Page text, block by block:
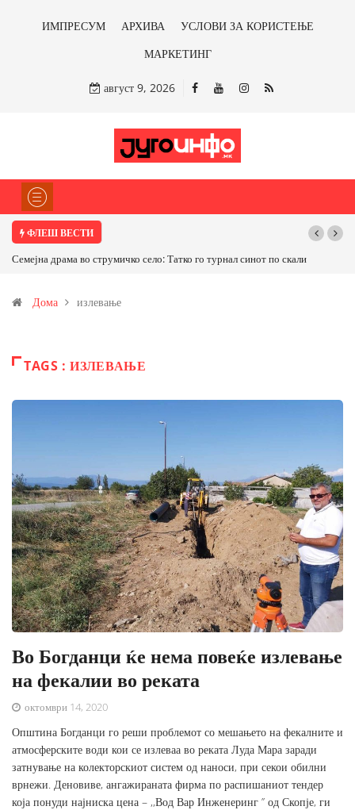
ИМПРЕСУМ АРХИВА
УСЛОВИ ЗА КОРИСТЕЊЕ
МАРКЕТИНГ
август 9, 2026
ФЛЕШ ВЕСТИ
Семејна драма во струмичко село: Татко го турнал синот по скали
Дома излевање
TAGS : ИЗЛЕВАЊЕ
Во Богданци ќе нема повеќе излевање
на фекалии во реката
октомври 14, 2020
Општина Богданци го реши проблемот со мешањето на фекалните и
атмосферските води кои се излеваа во реката Луда Мара заради
затнување на колекторскиот систем од наноси, при секои обилни
врнежи. Деновиве, ангажираната фирма по распишаниот тендер
која понуди најниска цена – ,,Вод Вар Инженеринг ’’ од Скопје, ги